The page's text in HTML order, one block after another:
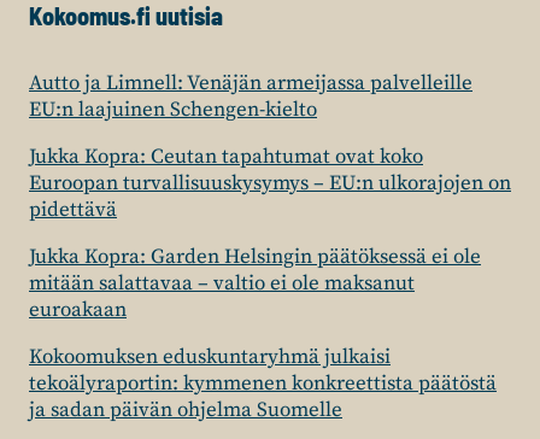
Kokoomus.fi uutisia
Autto ja Limnell: Venäjän armeijassa palvelleille
EU:n laajuinen Schengen-kielto
Jukka Kopra: Ceutan tapahtumat ovat koko
Euroopan turvallisuuskysymys – EU:n ulkorajojen on
pidettävä
Jukka Kopra: Garden Helsingin päätöksessä ei ole
mitään salattavaa – valtio ei ole maksanut
euroakaan
Kokoomuksen eduskuntaryhmä julkaisi
tekoälyraportin: kymmenen konkreettista päätöstä
ja sadan päivän ohjelma Suomelle